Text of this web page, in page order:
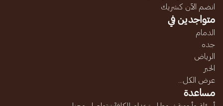
انضم الآن كشريك
متواجدين في
الدمام
جده
الرياض
الخبر
عرض الكل...
مساعدة